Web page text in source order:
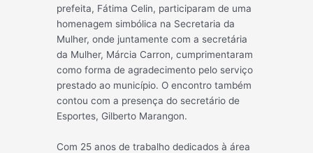
prefeita, Fátima Celin, participaram de uma
homenagem simbólica na Secretaria da
Mulher, onde juntamente com a secretária
da Mulher, Márcia Carron, cumprimentaram
como forma de agradecimento pelo serviço
prestado ao município. O encontro também
contou com a presença do secretário de
Esportes, Gilberto Marangon.
Com 25 anos de trabalho dedicados à área